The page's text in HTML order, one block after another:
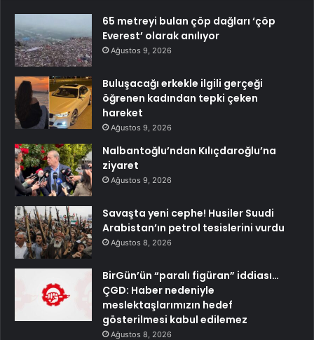
65 metreyi bulan çöp dağları ‘çöp
Everest’ olarak anılıyor
Ağustos 9, 2026
Buluşacağı erkekle ilgili gerçeği
öğrenen kadından tepki çeken
hareket
Ağustos 9, 2026
Nalbantoğlu’ndan Kılıçdaroğlu’na
ziyaret
Ağustos 9, 2026
Savaşta yeni cephe! Husiler Suudi
Arabistan’ın petrol tesislerini vurdu
Ağustos 8, 2026
BirGün’ün “paralı figüran” iddiası…
ÇGD: Haber nedeniyle
meslektaşlarımızın hedef
gösterilmesi kabul edilemez
Ağustos 8, 2026